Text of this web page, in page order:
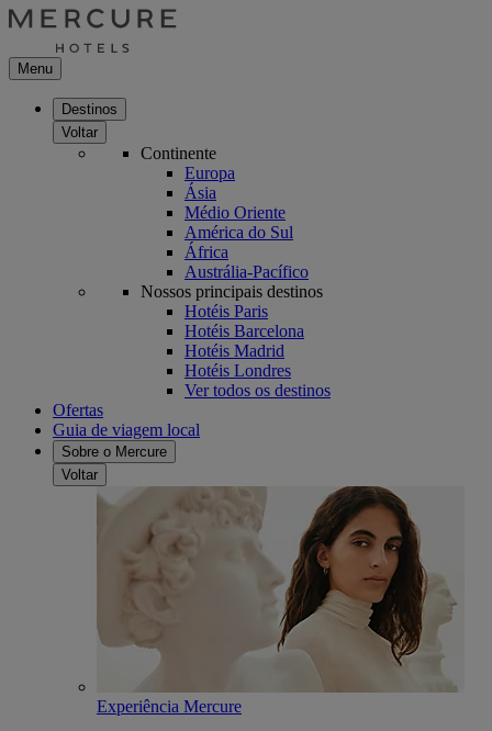
Menu
Destinos
Voltar
Continente
Europa
Ásia
Médio Oriente
América do Sul
África
Austrália-Pacífico
Nossos principais destinos
Hotéis Paris
Hotéis Barcelona
Hotéis Madrid
Hotéis Londres
Ver todos os destinos
Ofertas
Guia de viagem local
Sobre o Mercure
Voltar
Experiência Mercure